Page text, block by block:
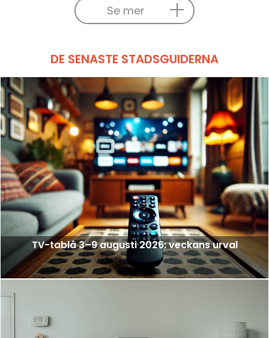
Se mer
DE SENASTE STADSGUIDERNA
TV-tablå 3–9 augusti 2026: veckans urval